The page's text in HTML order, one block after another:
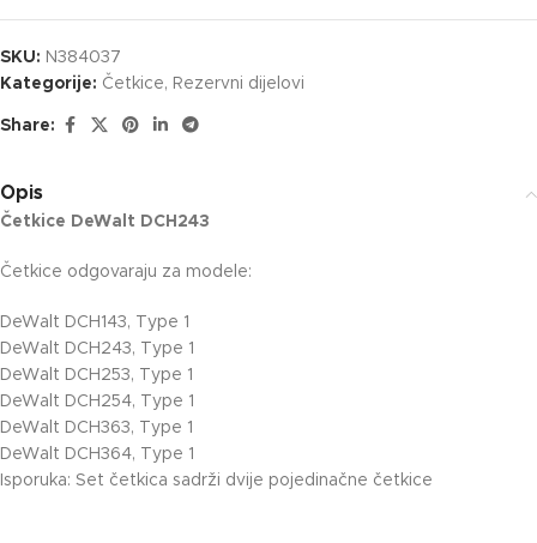
SKU: N384037
Kategorije: Četkice, Rezervni dijelovi
Share:
Opis
Četkice DeWalt DCH243
Četkice odgovaraju za modele:
DeWalt DCH143, Type 1
DeWalt DCH243, Type 1
DeWalt DCH253, Type 1
DeWalt DCH254, Type 1
DeWalt DCH363, Type 1
DeWalt DCH364, Type 1
Isporuka: Set četkica sadrži dvije pojedinačne četkice